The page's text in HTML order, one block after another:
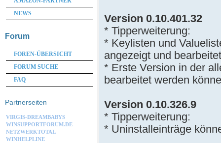
Version 0.10.401.32
* Tipperweiterung:
* Keylisten und
angezeigt und
* Erste Version in der
bearbeitet werden
Version 0.10.326.9
* Tipperweiterung:
* Uninstalleinträge
NEWS
Forum
FOREN-ÜBERSICHT
FORUM SUCHE
FAQ
Partnerseiten
VIRGIS-DREAMBABYS
WINSUPPORTFORUM.DE
NETZWERKTOTAL
WINHELPLINE